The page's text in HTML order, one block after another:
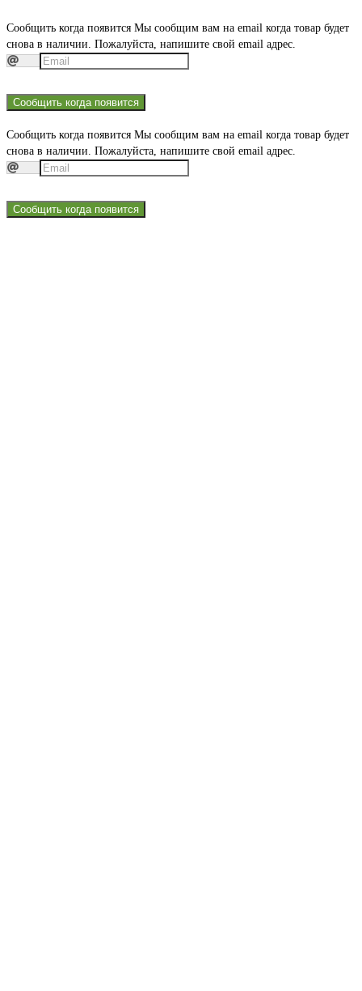
Сообщить когда появится Мы сообщим вам на email когда товар будет
снова в наличии. Пожалуйста, напишите свой email адрес.
Сообщить когда появится
Сообщить когда появится Мы сообщим вам на email когда товар будет
снова в наличии. Пожалуйста, напишите свой email адрес.
Сообщить когда появится